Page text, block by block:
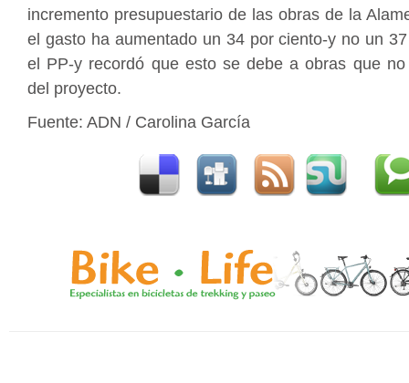
incremento presupuestario de las obras de la
el gasto ha aumentado un 34 por ciento-y no un
el PP-y recordó que esto se debe a obras que no
del proyecto.
Fuente: ADN / Carolina García